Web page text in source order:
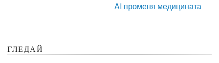
AI променя медицината
ГЛЕДАЙ